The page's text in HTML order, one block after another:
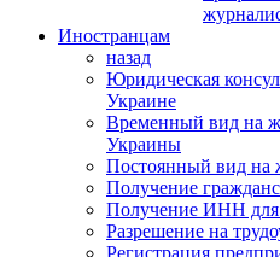
Иностранцам
назад
Юридическая
Украине
Временный вид на
Украины
Постоянный вид на
Получение
Получение ИНН для
Разрешение на
Регистрация